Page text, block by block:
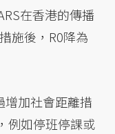
在香港的傳播
施後，R0降為
增加社會距離措
例如停班停課或